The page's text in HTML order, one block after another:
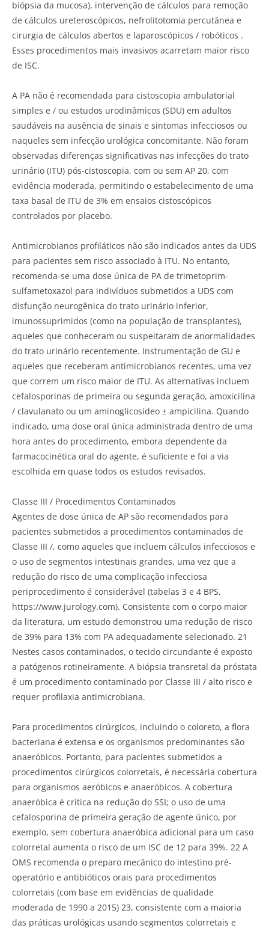
biópsia da mucosa), intervenção de cálculos para remoção
de cálculos ureteroscópicos, nefrolitotomia percutânea e
cirurgia de cálculos abertos e laparoscópicos / robóticos .
Esses procedimentos mais invasivos acarretam maior risco
de ISC.
A PA não é recomendada para cistoscopia ambulatorial
simples e / ou estudos urodinâmicos (SDU) em adultos
saudáveis na ausência de sinais e sintomas infecciosos ou
naqueles sem infecção urológica concomitante. Não foram
observadas diferenças significativas nas infecções do trato
urinário (ITU) pós-cistoscopia, com ou sem AP 20, com
evidência moderada, permitindo o estabelecimento de uma
taxa basal de ITU de 3% em ensaios cistoscópicos
controlados por placebo.
Antimicrobianos profiláticos não são indicados antes da UDS
para pacientes sem risco associado à ITU. No entanto,
recomenda-se uma dose única de PA de trimetoprim-
sulfametoxazol para indivíduos submetidos a UDS com
disfunção neurogênica do trato urinário inferior,
imunossuprimidos (como na população de transplantes),
aqueles que conheceram ou suspeitaram de anormalidades
do trato urinário recentemente. Instrumentação de GU e
aqueles que receberam antimicrobianos recentes, uma vez
que correm um risco maior de ITU. As alternativas incluem
cefalosporinas de primeira ou segunda geração, amoxicilina
/ clavulanato ou um aminoglicosídeo ± ampicilina. Quando
indicado, uma dose oral única administrada dentro de uma
hora antes do procedimento, embora dependente da
farmacocinética oral do agente, é suficiente e foi a via
escolhida em quase todos os estudos revisados.
Classe III / Procedimentos Contaminados
Agentes de dose única de AP são recomendados para
pacientes submetidos a procedimentos contaminados de
Classe III /, como aqueles que incluem cálculos infecciosos e
o uso de segmentos intestinais grandes, uma vez que a
redução do risco de uma complicação infecciosa
periprocedimento é considerável (tabelas 3 e 4 BPS,
https://www.jurology.com). Consistente com o corpo maior
da literatura, um estudo demonstrou uma redução de risco
de 39% para 13% com PA adequadamente selecionado. 21
Nestes casos contaminados, o tecido circundante é exposto
a patógenos rotineiramente. A biópsia transretal da próstata
é um procedimento contaminado por Classe III / alto risco e
requer profilaxia antimicrobiana.
Para procedimentos cirúrgicos, incluindo o coloreto, a flora
bacteriana é extensa e os organismos predominantes são
anaeróbicos. Portanto, para pacientes submetidos a
procedimentos cirúrgicos colorretais, é necessária cobertura
para organismos aeróbicos e anaeróbicos. A cobertura
anaeróbica é crítica na redução do SSI; o uso de uma
cefalosporina de primeira geração de agente único, por
exemplo, sem cobertura anaeróbica adicional para um caso
colorretal aumenta o risco de um ISC de 12 para 39%. 22 A
OMS recomenda o preparo mecânico do intestino pré-
operatório e antibióticos orais para procedimentos
colorretais (com base em evidências de qualidade
moderada de 1990 a 2015) 23, consistente com a maioria
das práticas urológicas usando segmentos colorretais e